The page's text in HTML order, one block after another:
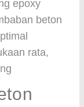
epoxy
beton
rata,